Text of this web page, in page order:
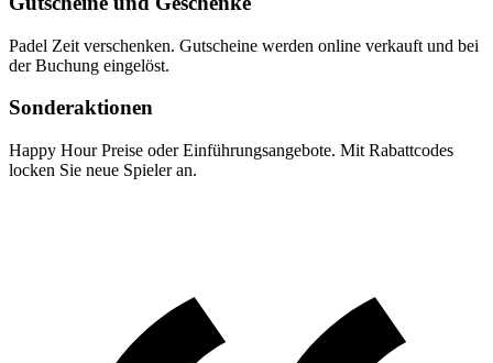
Padel Zeit verschenken. Gutscheine werden online verkauft und bei
der Buchung eingelöst.
Sonderaktionen
Happy Hour Preise oder Einführungsangebote. Mit Rabattcodes
locken Sie neue Spieler an.